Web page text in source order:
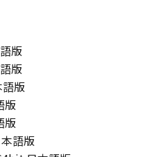
関連会社、それらの販
いずれも、「本ソフト
用不能から生ずるいか
びその他の派生的また
これらに限定されない
）について、適用法で
責任を負わないものと
ン、キヤノンのライセ
版
版
版
版
版
語版